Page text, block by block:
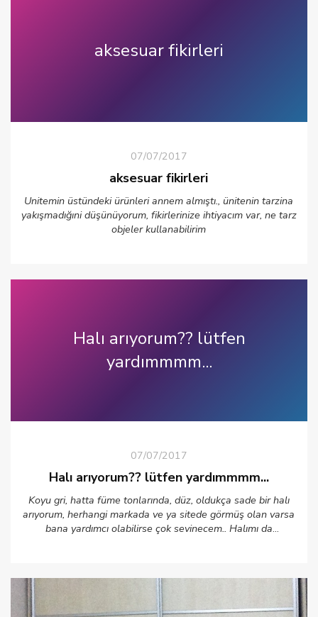
aksesuar fikirleri
07/07/2017
aksesuar fikirleri
Unitemin üstündeki ürünleri annem almıştı., ünitenin tarzina
yakışmadığıni düşünüyorum, fikirlerinize ihtiyacım var, ne tarz
objeler kullanabilirim
Halı arıyorum?? lütfen
yardımmmm...
07/07/2017
Halı arıyorum?? lütfen yardımmmm...
Koyu gri, hatta füme tonlarında, düz, oldukça sade bir halı
arıyorum, herhangi markada ve ya sitede görmüş olan varsa
bana yardımcı olabilirse çok sevinecem.. Halımı da
yurtdışı ?) halıyı çok beğendim mesela....o tarz . O renk bişey
arıyorum İşteee... Lütfen yardımmmm edinnnnn